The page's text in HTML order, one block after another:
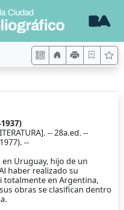
-- 28a.ed. --
. --
Uruguay, hijo de un
haber realizado su
totalmente en Argentina,
obras se clasifican dentro